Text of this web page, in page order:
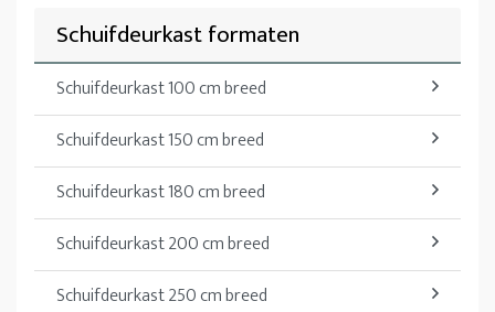
Schuifdeurkast formaten
Schuifdeurkast 100 cm breed
Schuifdeurkast 150 cm breed
Schuifdeurkast 180 cm breed
Schuifdeurkast 200 cm breed
Schuifdeurkast 250 cm breed